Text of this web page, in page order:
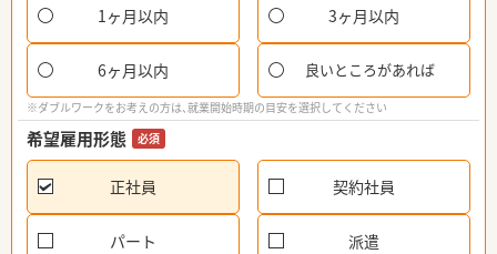
1ヶ月以内 3ヶ月以内
6ヶ月以内 良いところがあれば
※ダブルワークをお考えの方は、就業開始時期の目安を選択してください
希望雇用形態 必須
正社員 契約社員
パート 派遣